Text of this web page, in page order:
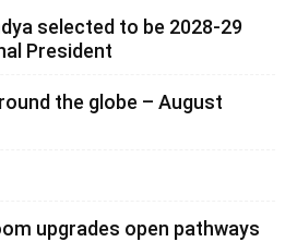
selected to be 2028-29
President
the globe – August
upgrades open pathways